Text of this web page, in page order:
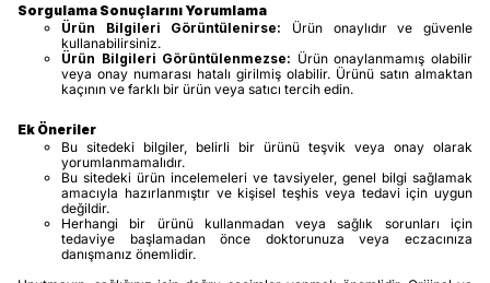
Sorgulama Sonuçlarını Yorumlama
Ürün Bilgileri Görüntülenirse: Ürün onaylıdır ve güvenle
kullanabilirsiniz.
Ürün Bilgileri Görüntülenmezse: Ürün onaylanmamış olabilir
veya onay numarası hatalı girilmiş olabilir. Ürünü satın almaktan
kaçının ve farklı bir ürün veya satıcı tercih edin.
Ek Öneriler
Bu sitedeki bilgiler, belirli bir ürünü teşvik veya onay olarak
yorumlanmamalıdır.
Bu sitedeki ürün incelemeleri ve tavsiyeler, genel bilgi sağlamak
amacıyla hazırlanmıştır ve kişisel teşhis veya tedavi için uygun
değildir.
Herhangi bir ürünü kullanmadan veya sağlık sorunları için
tedaviye başlamadan önce doktorunuza veya eczacınıza
danışmanız önemlidir.